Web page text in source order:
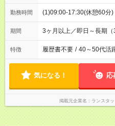
勤務時間 (1)09:00-17:30(休憩60分)
期間 3ヶ月以上／即日～長期（
特徴 履歴書不要 / 40～50代活
気になる！ 応
掲載元企業名 ランスタ